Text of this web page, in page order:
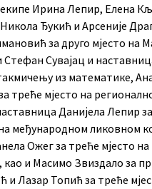
Ирина Лепир, Елена
Ђукић и Арсеније
за друго мјесто на
Стефан Сувајац и
из математике,
треће мјесто на
Данијела Лепир
међународном ликовном
Ожег за треће мјесто
као и Масимо Звиздало за
и Лазар Топић за треће